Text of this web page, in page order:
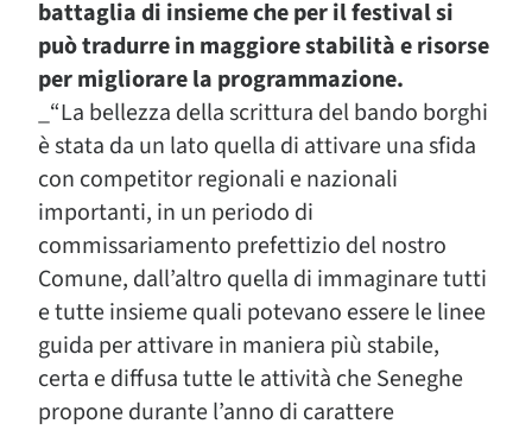
battaglia di insieme che per il festival si
può tradurre in maggiore stabilità e risorse
per migliorare la programmazione.
_“La bellezza della scrittura del bando borghi
è stata da un lato quella di attivare una sfida
con competitor regionali e nazionali
importanti, in un periodo di
commissariamento prefettizio del nostro
Comune, dall’altro quella di immaginare tutti
e tutte insieme quali potevano essere le linee
guida per attivare in maniera più stabile,
certa e diffusa tutte le attività che Seneghe
propone durante l’anno di carattere